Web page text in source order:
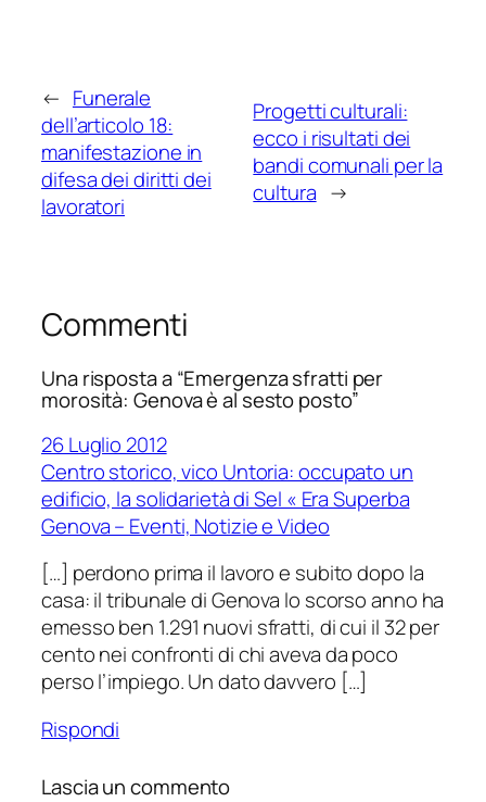
← Funerale
dell’articolo 18:
manifestazione in
difesa dei diritti dei
lavoratori
Progetti culturali:
ecco i risultati dei
bandi comunali per la
cultura →
Commenti
Una risposta a “Emergenza sfratti per
morosità: Genova è al sesto posto”
26 Luglio 2012
Centro storico, vico Untoria: occupato un
edificio, la solidarietà di Sel « Era Superba
Genova – Eventi, Notizie e Video
[…] perdono prima il lavoro e subito dopo la
casa: il tribunale di Genova lo scorso anno ha
emesso ben 1.291 nuovi sfratti, di cui il 32 per
cento nei confronti di chi aveva da poco
perso l’impiego. Un dato davvero […]
Rispondi
Lascia un commento